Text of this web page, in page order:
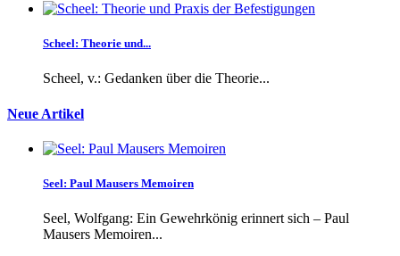
Scheel: Theorie und...
Scheel, v.: Gedanken über die Theorie...
Neue Artikel
Seel: Paul Mausers Memoiren
Seel, Wolfgang: Ein Gewehrkönig erinnert sich – Paul
Mausers Memoiren...